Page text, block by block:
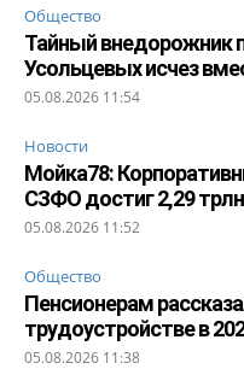
Общество
Тайный внедорожник
Усольцевых исчез
05.08.2026 11:54
Новости
Мойка78:
СЗФО достиг 2,29
05.08.2026 11:52
Общество
Пенсионерам
трудоустройстве в
05.08.2026 11:38